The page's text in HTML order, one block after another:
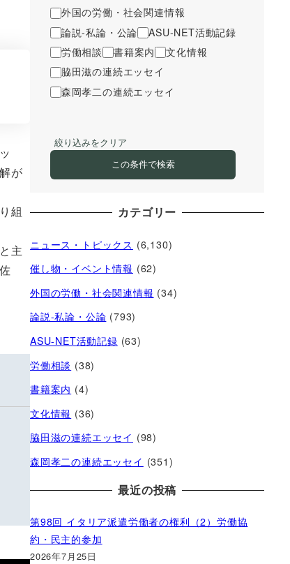
が
組
主
外国の労働・社会関連情報
論説-私論・公論
ASU-NET活動記録
労働相談
書籍案内
文化情報
脇田滋の連続エッセイ
森岡孝二の連続エッセイ
絞り込みをクリア
この条件で検索
カテゴリー
ニュース・トピックス (6,130)
催し物・イベント情報 (62)
外国の労働・社会関連情報 (34)
論説-私論・公論 (793)
ASU-NET活動記録 (63)
労働相談 (38)
書籍案内 (4)
文化情報 (36)
脇田滋の連続エッセイ (98)
森岡孝二の連続エッセイ (351)
最近の投稿
第98回 イタリア派遣労働者の権利（2）労働協
約・民主的参加
2026年7月25日